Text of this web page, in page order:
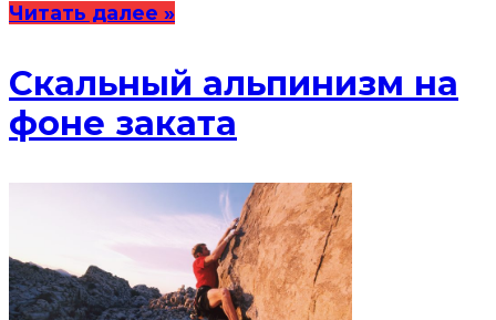
Читать далее »
Скальный альпинизм на
фоне заката